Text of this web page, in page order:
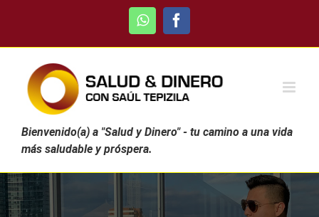
WhatsAppFacebook
Bienvenido(a) a "Salud y Dinero" - tu camino a una vida
más saludable y próspera.